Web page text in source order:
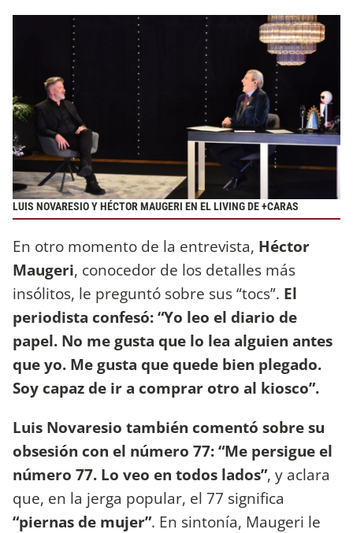
LUIS NOVARESIO Y HÉCTOR MAUGERI EN EL LIVING DE +CARAS
En otro momento de la entrevista, Héctor
Maugeri, conocedor de los detalles más
insólitos, le preguntó sobre sus “tocs”. El
periodista confesó: “Yo leo el diario de
papel. No me gusta que lo lea alguien antes
que yo. Me gusta que quede bien plegado.
Soy capaz de ir a comprar otro al kiosco”.
Luis Novaresio también comentó sobre su
obsesión con el número 77: “Me persigue el
número 77. Lo veo en todos lados”, y aclara
que, en la jerga popular, el 77 significa
“piernas de mujer”. En sintonía, Maugeri le